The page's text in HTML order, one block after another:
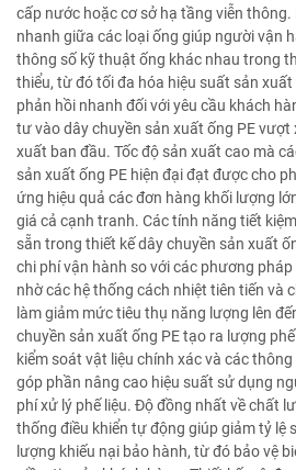
cấp nước hoặc cơ sở hạ tầng viễn
nhanh giữa các loại ống giúp người vận
thông số kỹ thuật ống khác nhau trong
thiểu, từ đó tối đa hóa hiệu suất sản
phản hồi nhanh đối với yêu cầu khách
tư vào dây chuyền sản xuất ống PE
xuất ban đầu. Tốc độ sản xuất cao mà
sản xuất ống PE hiện đại đạt được cho
ứng hiệu quả các đơn hàng khối lượng
giá cả cạnh tranh. Các tính năng tiết
sẵn trong thiết kế dây chuyền sản xuất
chi phí vận hành so với các phương
nhờ các hệ thống cách nhiệt tiên tiến và
làm giảm mức tiêu thụ năng lượng lên
chuyền sản xuất ống PE tạo ra lượng
kiểm soát vật liệu chính xác và các
góp phần nâng cao hiệu suất sử dụng
phí xử lý phế liệu. Độ đồng nhất về chất
thống điều khiển tự động giúp giảm tỷ lệ
lượng khiếu nại bảo hành, từ đó bảo vệ